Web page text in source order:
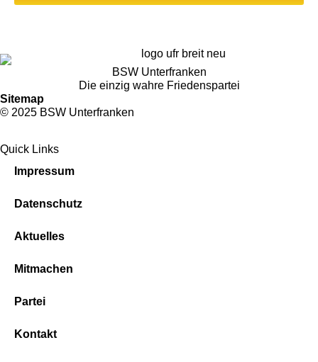
BSW Unterfranken
Die einzig wahre Friedenspartei
Sitemap
© 2025 BSW Unterfranken
Quick Links
Impressum
Datenschutz
Aktuelles
Mitmachen
Partei
Kontakt